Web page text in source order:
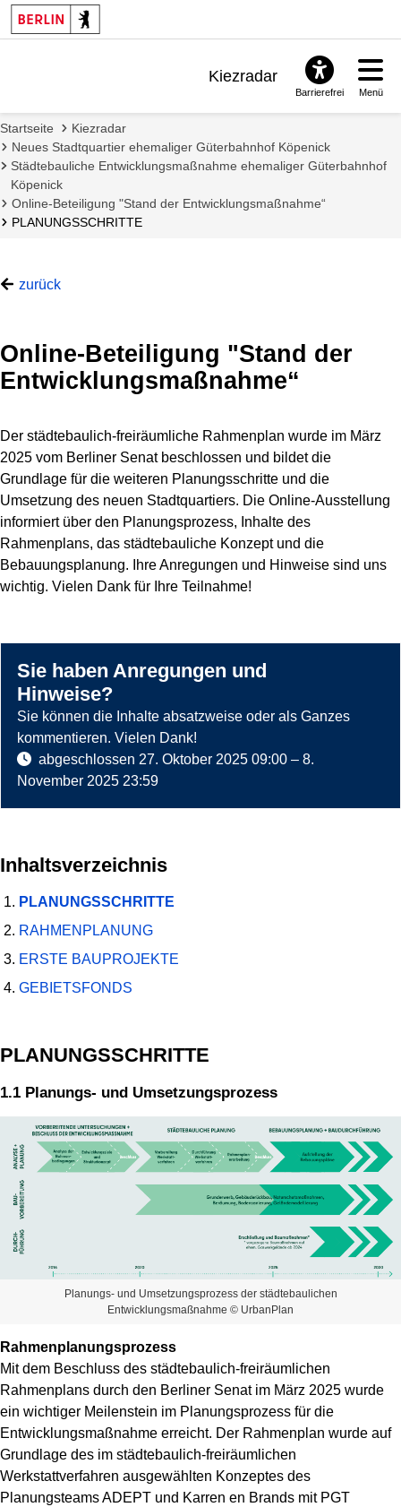
Kiezradar
Barrierefrei Menü
Startseite
Kiezradar
Neues Stadtquartier ehemaliger Güterbahnhof Köpenick
Städtebauliche Entwicklungsmaßnahme ehemaliger Güterbahnhof
Köpenick
Online-Beteiligung "Stand der Entwicklungsmaßnahme“
PLANUNGSSCHRITTE
zurück
Online-Beteiligung "Stand der
Entwicklungsmaßnahme“
Der städtebaulich-freiräumliche Rahmenplan wurde im März
2025 vom Berliner Senat beschlossen und bildet die
Grundlage für die weiteren Planungsschritte und die
Umsetzung des neuen Stadtquartiers. Die Online-Ausstellung
informiert über den Planungsprozess, Inhalte des
Rahmenplans, das städtebauliche Konzept und die
Bebauungsplanung. Ihre Anregungen und Hinweise sind uns
wichtig. Vielen Dank für Ihre Teilnahme!
Sie haben Anregungen und
Hinweise?
Sie können die Inhalte absatzweise oder als Ganzes
kommentieren. Vielen Dank!
abgeschlossen 27. Oktober 2025 09:00 – 8.
November 2025 23:59
Inhaltsverzeichnis
PLANUNGSSCHRITTE
RAHMENPLANUNG
ERSTE BAUPROJEKTE
GEBIETSFONDS
PLANUNGSSCHRITTE
1.1 Planungs- und Umsetzungsprozess
Planungs- und Umsetzungsprozess der städtebaulichen
Entwicklungsmaßnahme © UrbanPlan
Rahmenplanungsprozess
Mit dem Beschluss des städtebaulich-freiräumlichen
Rahmenplans durch den Berliner Senat im März 2025 wurde
ein wichtiger Meilenstein im Planungsprozess für die
Entwicklungsmaßnahme erreicht. Der Rahmenplan wurde auf
Grundlage des im städtebaulich-freiräumlichen
Werkstattverfahren ausgewählten Konzeptes des
Planungsteams ADEPT und Karren en Brands mit PGT